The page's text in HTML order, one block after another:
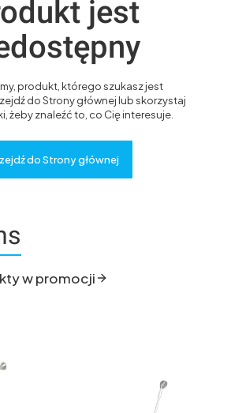
jest
produkt, którego szukasz jest
do Strony głównej lub skorzystaj
żeby znaleźć to, co Cię interesuje.
do Strony głównej
w promocji